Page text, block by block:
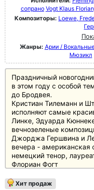
сопрано Vogt Klaus
Композиторы: Loewe,
Жанры: Арии /
Мюзикл
Праздничный
в этом году с особой
до Бродвея.
Кристиан Тилеманн и
исполняют самые
Линке, Эдуарда
вечнозеленые
Джорджа Гершвина и
вечера - американская
немецкий тенор,
Флориан Фогт
im Dreivierteltakt",
Хит продаж